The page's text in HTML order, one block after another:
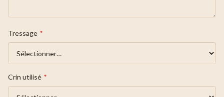
Tressage *
Crin utilisé *